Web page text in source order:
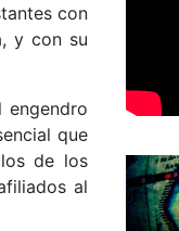
con
y con su
que
de los
al